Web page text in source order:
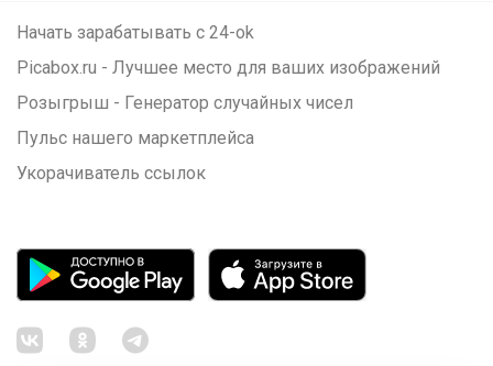
Начать зарабатывать с 24-ok
Picabox.ru - Лучшее место для ваших изображений
Розыгрыш - Генератор случайных чисел
Пульс нашего маркетплейса
Укорачиватель ссылок